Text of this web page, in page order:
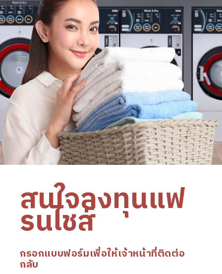
สนใจลงทุนแฟ
รนไชส์
กรอกแบบฟอร์มเพื่อให้เจ้าหน้าที่ติดต่อ
กลับ